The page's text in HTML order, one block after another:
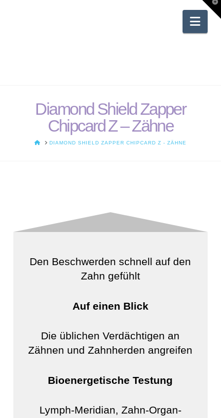
Diamond Shield Zapper
Chipcard Z – Zähne
HOMEDIAMOND SHIELD ZAPPER CHIPCARD Z - ZÄHNE
Den Beschwerden schnell auf den
Zahn gefühlt
Auf einen Blick
Die üblichen Verdächtigen an
Zähnen und Zahnherden angreifen
Bioenergetische Testung
Lymph-Meridian, Zahn-Organ-